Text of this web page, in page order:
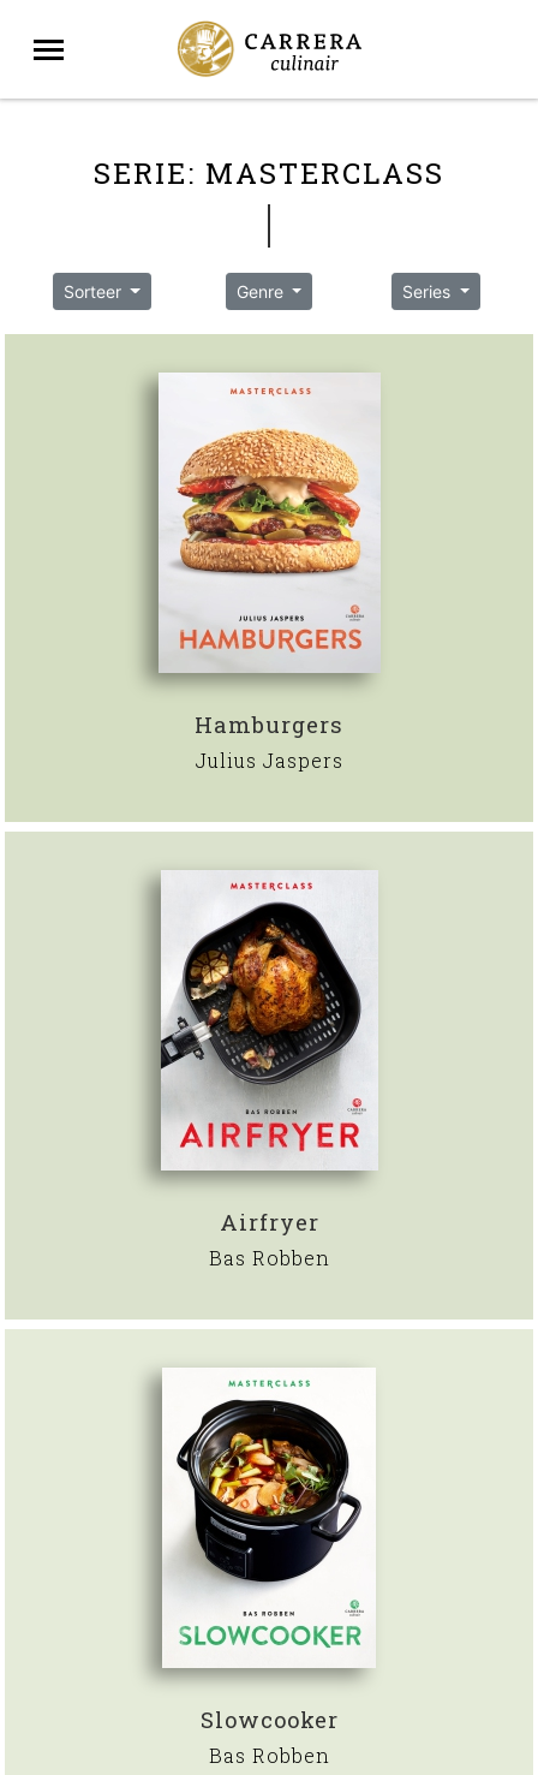
SERIE: MASTERCLASS
Sorteer Genre Series
Hamburgers
Julius Jaspers
Airfryer
Bas Robben
Slowcooker
Bas Robben